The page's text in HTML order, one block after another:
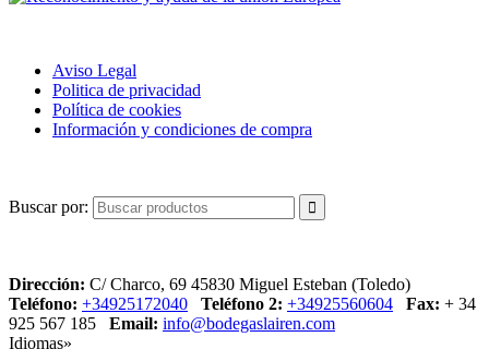
Aviso Legal
Politica de privacidad
Política de cookies
Información y condiciones de compra
Buscar por:
Dirección: C/ Charco, 69 45830 Miguel Esteban (Toledo)
Teléfono: +34925172040 Teléfono 2: +34925560604 Fax: + 34
925 567 185 Email: info@bodegaslairen.com
Idiomas»